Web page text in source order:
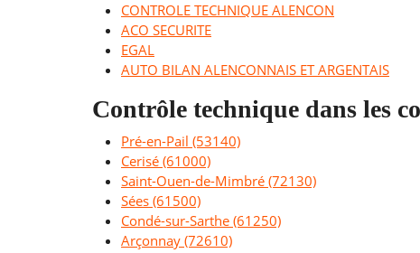
CONTROLE TECHNIQUE ALENCON
ACO SECURITE
EGAL
AUTO BILAN ALENCONNAIS ET ARGENTAIS
Contrôle technique dans les
Pré-en-Pail (53140)
Cerisé (61000)
Saint-Ouen-de-Mimbré (72130)
Sées (61500)
Condé-sur-Sarthe (61250)
Arçonnay (72610)